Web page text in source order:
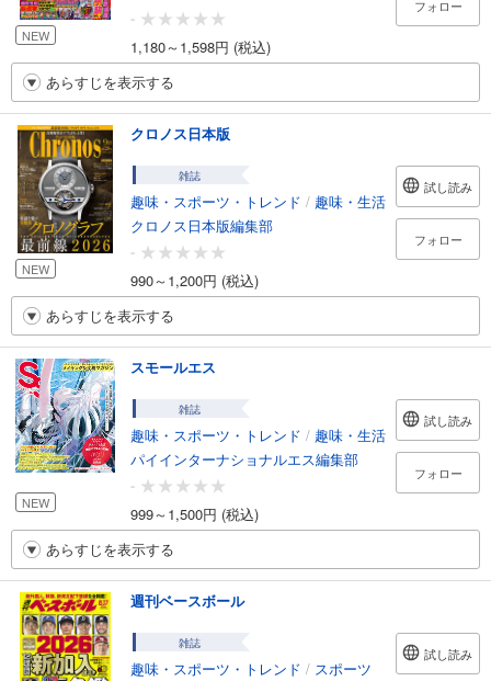
NEW
-
1,180～1,598円 (税込)
フォロー
あらすじを表示する
NEW
クロノス日本版
雑誌
趣味・スポーツ・トレンド / 趣味・生活
クロノス日本版編集部
-
990～1,200円 (税込)
試し読み
フォロー
あらすじを表示する
NEW
スモールエス
雑誌
趣味・スポーツ・トレンド / 趣味・生活
パイインターナショナルエス編集部
-
999～1,500円 (税込)
試し読み
フォロー
あらすじを表示する
週刊ベースボール
雑誌
趣味・スポーツ・トレンド / スポーツ
試し読み